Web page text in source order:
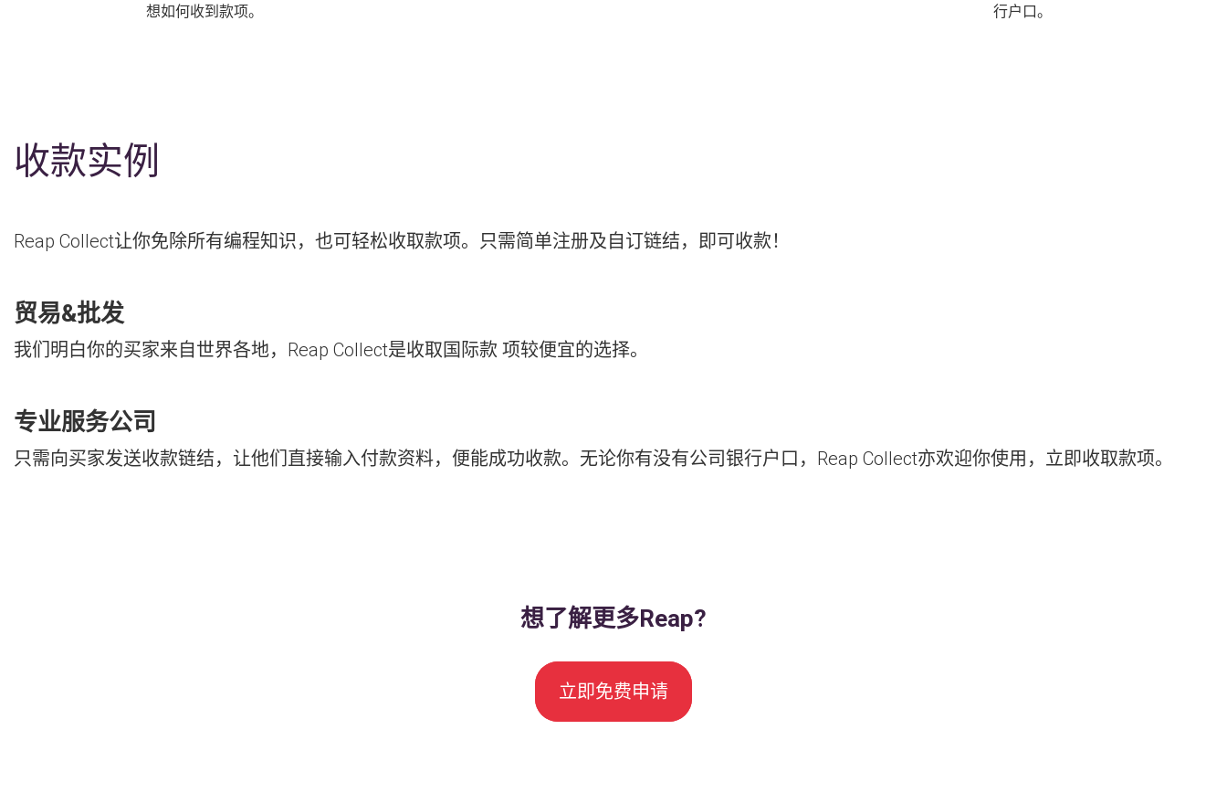
想如何收到款项。
行户口。
收款实例
Reap Collect让你免除所有编程知识，也可轻松收取款项。只需简单注册及自订链结，即可收款！
贸易&批发
我们明白你的买家来自世界各地，Reap Collect是收取国际款 项较便宜的选择。
专业服务公司
只需向买家发送收款链结，让他们直接输入付款资料，便能成功收款。无论你有没有公司银行户口，Reap Collect亦欢迎你使用，立即收取款项。
想了解更多Reap?
立即免费申请